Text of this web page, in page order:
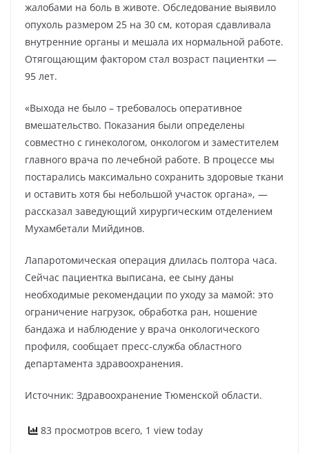
жалобами на боль в животе. Обследование выявило
опухоль размером 25 на 30 см, которая сдавливала
внутренние органы и мешала их нормальной работе.
Отягощающим фактором стал возраст пациентки —
95 лет.
«Выхода не было – требовалось оперативное
вмешательство. Показания были определены
совместно с гинекологом, онкологом и заместителем
главного врача по лечебной работе. В процессе мы
постарались максимально сохранить здоровые ткани
и оставить хотя бы небольшой участок органа», —
рассказал заведующий хирургическим отделением
Мухамбетали Мийдинов.
Лапаротомическая операция длилась полтора часа.
Сейчас пациентка выписана, ее сыну даны
необходимые рекомендации по уходу за мамой: это
ограничение нагрузок, обработка ран, ношение
бандажа и наблюдение у врача онкологического
профиля, сообщает пресс-служба областного
департамента здравоохранения.
Источник: Здравоохранение Тюменской области.
83 просмотров всего, 1 view today